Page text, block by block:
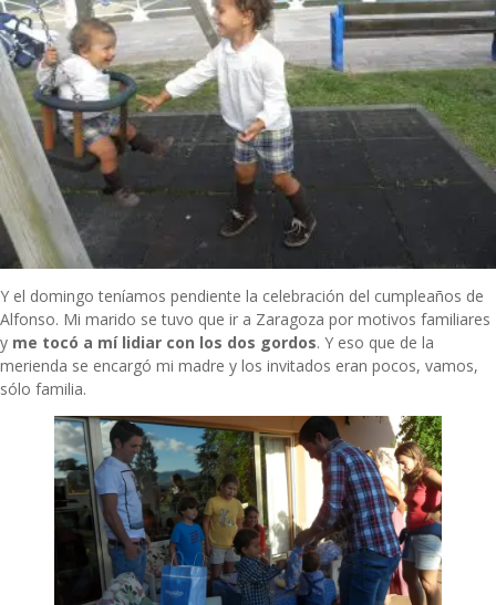
Y el domingo teníamos pendiente la celebración del cumpleaños de
Alfonso. Mi marido se tuvo que ir a Zaragoza por motivos familiares
y me tocó a mí lidiar con los dos gordos. Y eso que de la
merienda se encargó mi madre y los invitados eran pocos, vamos,
sólo familia.